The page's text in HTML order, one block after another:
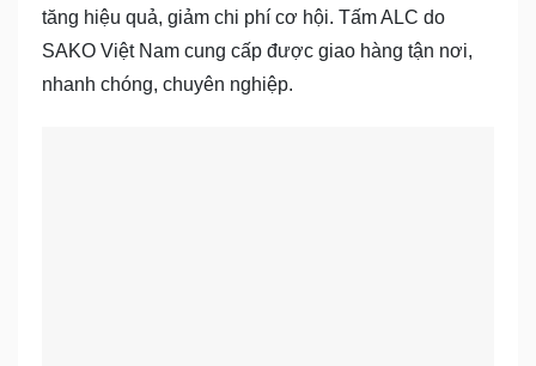
tăng hiệu quả, giảm chi phí cơ hội. Tấm ALC do
SAKO Việt Nam cung cấp được giao hàng tận nơi,
nhanh chóng, chuyên nghiệp.